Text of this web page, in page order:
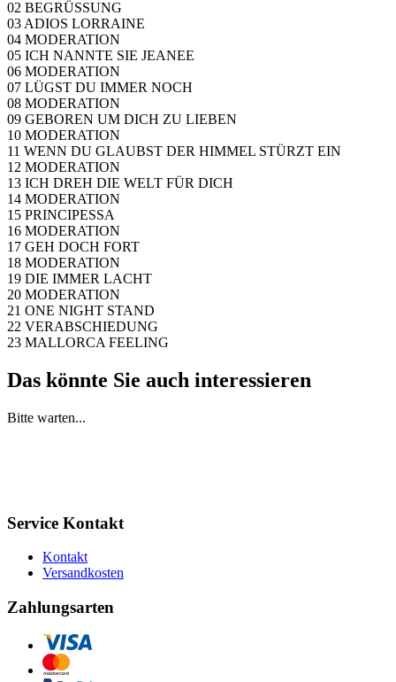
02 BEGRÜSSUNG
03 ADIOS LORRAINE
04 MODERATION
05 ICH NANNTE SIE JEANEE
06 MODERATION
07 LÜGST DU IMMER NOCH
08 MODERATION
09 GEBOREN UM DICH ZU LIEBEN
10 MODERATION
11 WENN DU GLAUBST DER HIMMEL STÜRZT EIN
12 MODERATION
13 ICH DREH DIE WELT FÜR DICH
14 MODERATION
15 PRINCIPESSA
16 MODERATION
17 GEH DOCH FORT
18 MODERATION
19 DIE IMMER LACHT
20 MODERATION
21 ONE NIGHT STAND
22 VERABSCHIEDUNG
23 MALLORCA FEELING
Das könnte Sie auch interessieren
Bitte warten...
Service Kontakt
Kontakt
Versandkosten
Zahlungsarten